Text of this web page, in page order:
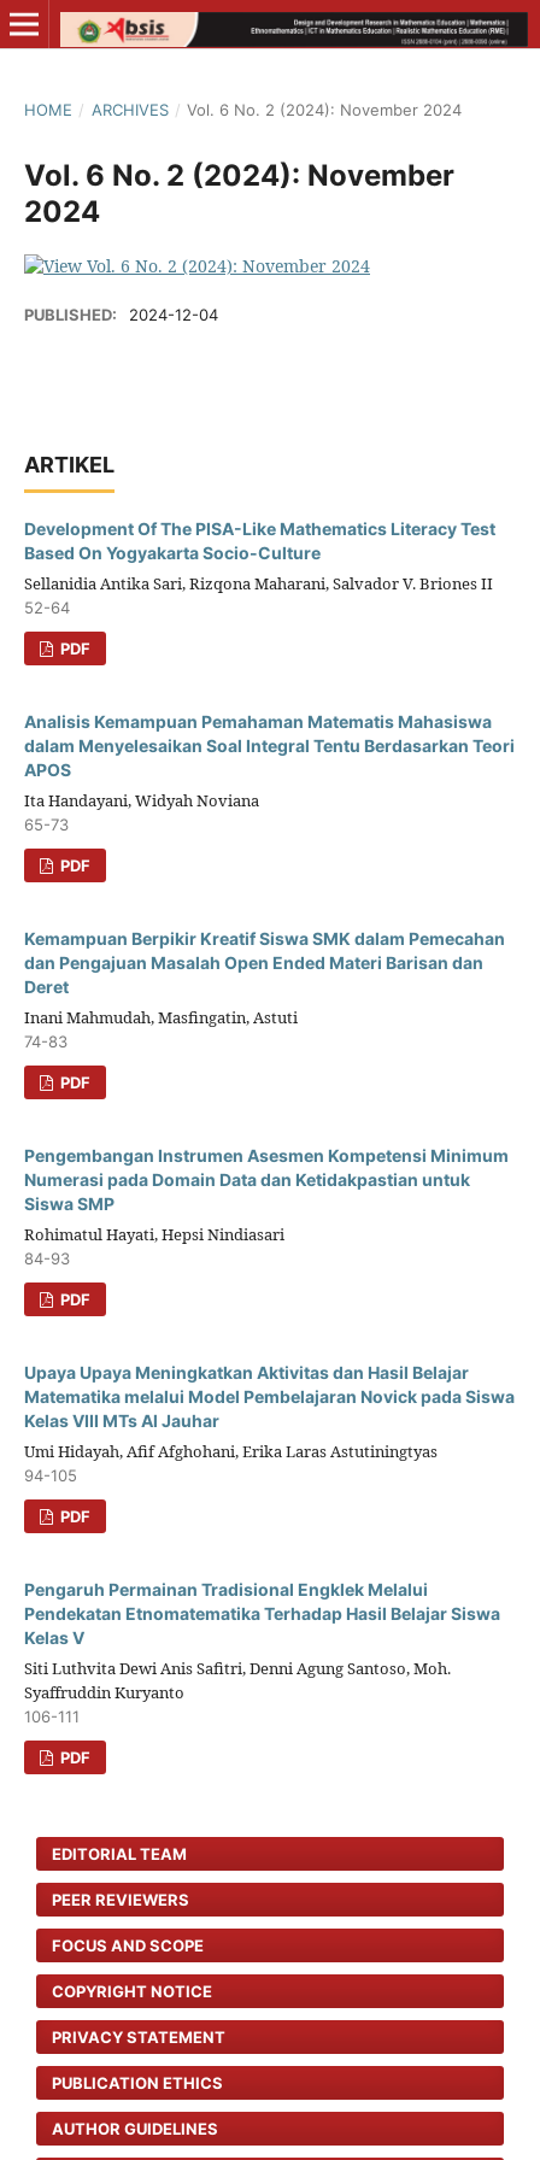
HOME / ARCHIVES / Vol. 6 No. 2 (2024): November 2024
Vol. 6 No. 2 (2024): November
2024
PUBLISHED: 2024-12-04
ARTIKEL
Development Of The PISA-Like Mathematics Literacy Test
Based On Yogyakarta Socio-Culture
Sellanidia Antika Sari, Rizqona Maharani, Salvador V. Briones II
52-64
PDF
Analisis Kemampuan Pemahaman Matematis Mahasiswa
dalam Menyelesaikan Soal Integral Tentu Berdasarkan Teori
APOS
Ita Handayani, Widyah Noviana
65-73
PDF
Kemampuan Berpikir Kreatif Siswa SMK dalam Pemecahan
dan Pengajuan Masalah Open Ended Materi Barisan dan
Deret
Inani Mahmudah, Masfingatin, Astuti
74-83
PDF
Pengembangan Instrumen Asesmen Kompetensi Minimum
Numerasi pada Domain Data dan Ketidakpastian untuk
Siswa SMP
Rohimatul Hayati, Hepsi Nindiasari
84-93
PDF
Upaya Upaya Meningkatkan Aktivitas dan Hasil Belajar
Matematika melalui Model Pembelajaran Novick pada Siswa
Kelas VIII MTs Al Jauhar
Umi Hidayah, Afif Afghohani, Erika Laras Astutiningtyas
94-105
PDF
Pengaruh Permainan Tradisional Engklek Melalui
Pendekatan Etnomatematika Terhadap Hasil Belajar Siswa
Kelas V
Siti Luthvita Dewi Anis Safitri, Denni Agung Santoso, Moh.
Syaffruddin Kuryanto
106-111
PDF
EDITORIAL TEAM
PEER REVIEWERS
FOCUS AND SCOPE
COPYRIGHT NOTICE
PRIVACY STATEMENT
PUBLICATION ETHICS
AUTHOR GUIDELINES